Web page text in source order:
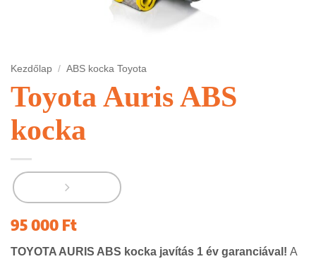
Kezdőlap / ABS kocka Toyota
Toyota Auris ABS
kocka
95 000 Ft
TOYOTA AURIS ABS kocka javítás 1 év garanciával! A